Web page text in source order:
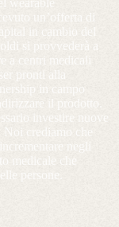
wearable
un’offerta di
in cambio del
si provvederà a
a centri medicali
pronti alla
in campo
il prodotto.
investire nuove
crediamo che
negli
medicale che
persone.